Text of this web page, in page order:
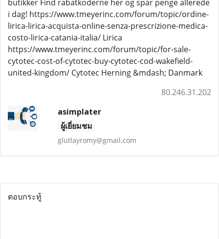
butikker Find rabatkoderne her og spar penge allerede
i dag! https://www.tmeyerinc.com/forum/topic/ordine-
lirica-lirica-acquista-online-senza-prescrizione-medica-
costo-lirica-catania-italia/ Lirica
https://www.tmeyerinc.com/forum/topic/for-sale-
cytotec-cost-of-cytotec-buy-cytotec-cod-wakefield-
united-kingdom/ Cytotec Herning &mdash; Danmark
80.246.31.202
asimplater
ผู้เยี่ยมชม
glutlayromy@gmail.com
ตอบกระทู้